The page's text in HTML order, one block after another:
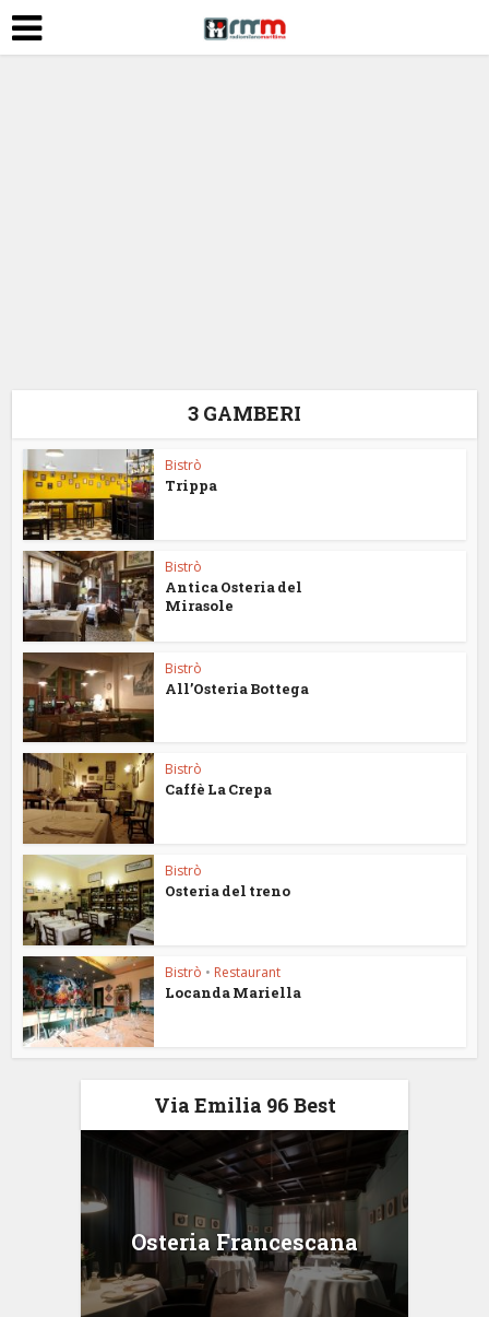
3 GAMBERI
Bistrò
Trippa
Bistrò
Antica Osteria del
Mirasole
Bistrò
All’Osteria Bottega
Bistrò
Caffè La Crepa
Bistrò
Osteria del treno
Bistrò • Restaurant
Locanda Mariella
Via Emilia 96 Best
Osteria Francescana